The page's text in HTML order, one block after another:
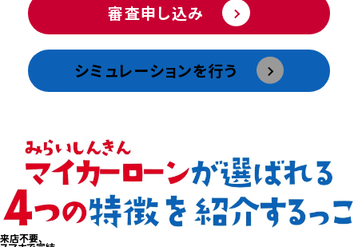
審査申し込み
シミュレーションを⾏う
来店不要、